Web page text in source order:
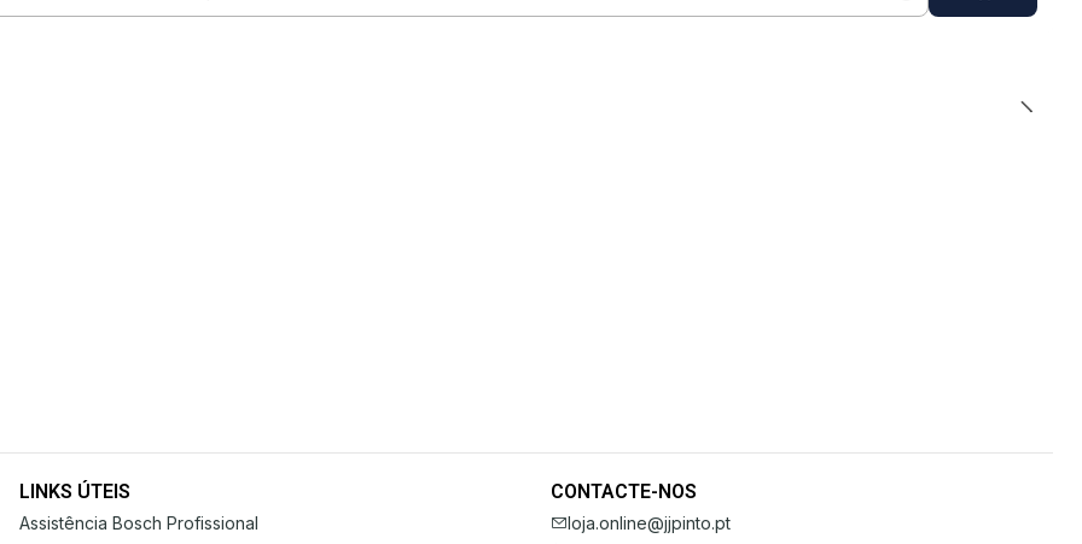
LINKS ÚTEIS
Assistência Bosch Profissional
CONTACTE-NOS
loja.online@jjpinto.pt